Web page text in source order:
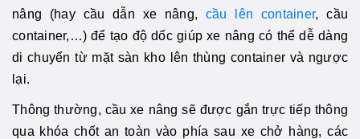
nâng (hay cầu dẫn xe nâng, cầu lên container, cầu
container,…) để tạo độ dốc giúp xe nâng có thể dễ dàng
di chuyển từ mặt sàn kho lên thùng container và ngược
lại.
Thông thường, cầu xe nâng sẽ được gắn trực tiếp thông
qua khóa chốt an toàn vào phía sau xe chở hàng, các